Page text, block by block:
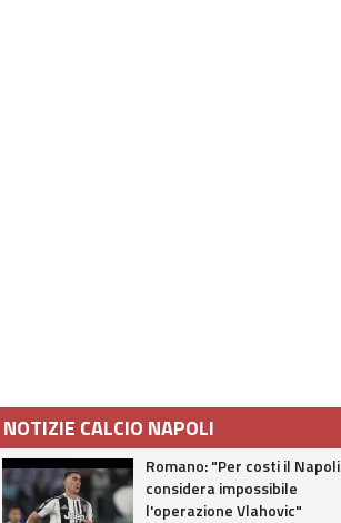
NOTIZIE CALCIO NAPOLI
Romano: "Per costi il Napoli
considera impossibile
l'operazione Vlahovic"